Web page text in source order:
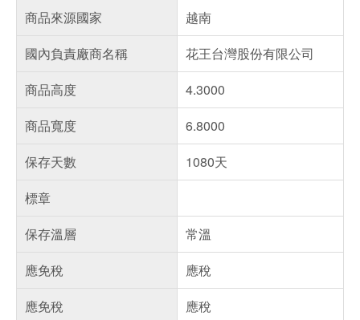
商品來源國家
越南
國內負責廠商名稱
花王台灣股份有限公司
商品高度
4.3000
商品寬度
6.8000
保存天數
1080天
標章
保存溫層
常溫
應免稅
應稅
應免稅
應稅